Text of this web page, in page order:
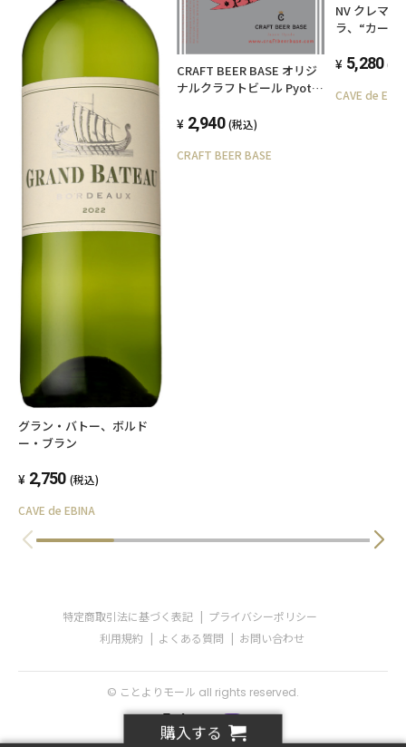
購入する
グラン・バトー、ボルド
ー・ブラン
2,750 (税込)
CAVE de EBINA
CRAFT BEER BASE オリジ
ナルクラフトビール Pyotr
2,940 (税込)
CRAFT BEER BASE
NV クレマ
ラ、“カーヴ
ンデ5,280 (税
CAVE de
特定商取引法に基づく表記
プライバシーポリシー
利用規約
よくある質問 お問い合わせ
© ことよりモール all rights reserved.